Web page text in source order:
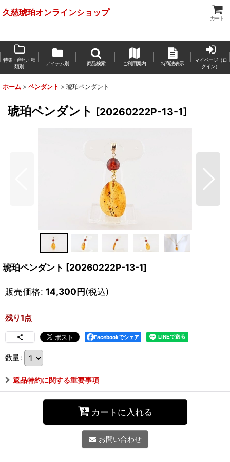
久慈琥珀オンラインショップ
カート
特集・産地・種
類別
アイテム別 商品検索 ご利用案内 特商法表示
マイページ（ロ
グイン）
ホーム > ペンダント > 琥珀ペンダント
琥珀ペンダント [20260222P-13-1]
琥珀ペンダント [20260222P-13-1]
販売価格: 14,300円(税込)
残り1点
Facebookでシェア
数量:
返品特約に関する重要事項
カートに入れる
お問い合わせ